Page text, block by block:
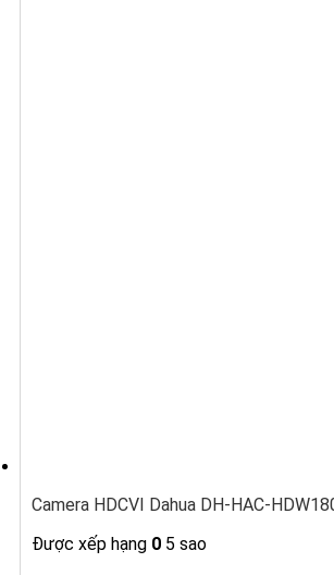
Camera HDCVI Dahua DH-HAC-
Được xếp hạng 0 5 sao